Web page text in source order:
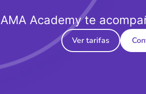
AMA Academy te
Ver tarifas